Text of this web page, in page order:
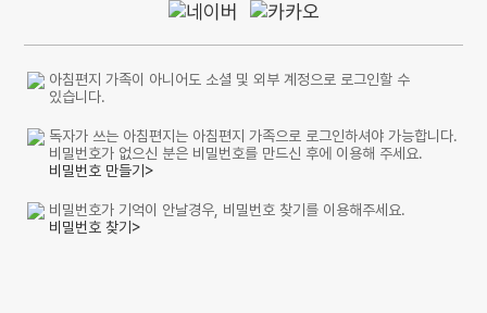
아침편지 가족이 아니어도 소셜 및 외부 계정으로 로그인할 수
있습니다.
독자가 쓰는 아침편지는 아침편지 가족으로 로그인하셔야 가능합니다.
비밀번호가 없으신 분은 비밀번호를 만드신 후에 이용해 주세요.
비밀번호 만들기>
비밀번호가 기억이 안날경우, 비밀번호 찾기를 이용해주세요.
비밀번호 찾기>